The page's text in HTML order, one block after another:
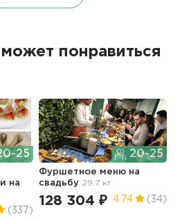
понравиться
25
на
(337)
20-25
Фуршетное меню на
свадьбу 29.7 кг
128 304 ₽ 4.74 (34)